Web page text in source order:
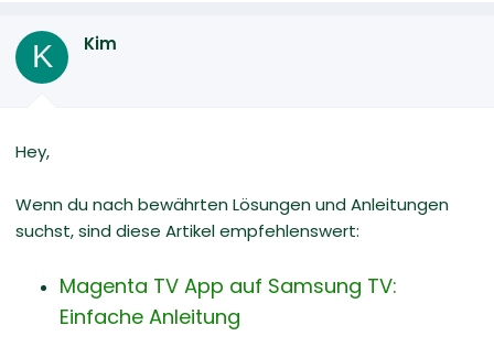
K Kim
Hey,
Wenn du nach bewährten Lösungen und Anleitungen
suchst, sind diese Artikel empfehlenswert:
Magenta TV App auf Samsung TV:
Einfache Anleitung